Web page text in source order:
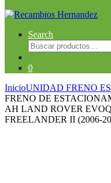
Search
Buscar
por:
0
InicioUNIDAD FRENO
FRENO DE
AH LAND ROVER
FREELANDER II (2006-